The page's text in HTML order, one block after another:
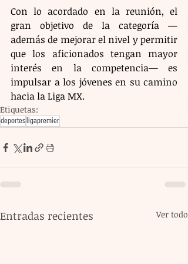
Con lo acordado en la reunión, el
gran objetivo de la categoría —
además de mejorar el nivel y permitir
que los aficionados tengan mayor
interés en la competencia— es
impulsar a los jóvenes en su camino
hacia la Liga MX.
Etiquetas:
deportes ligapremier
Entradas recientes Ver todo